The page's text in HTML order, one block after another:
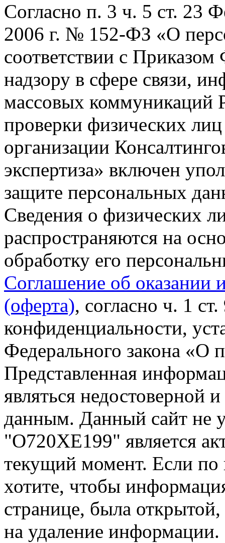
Согласно п. 3 ч. 5 ст. 23
2006 г. № 152-ФЗ «О
соответствии с
надзору в сфере связи,
массовых коммуникаций
проверки физических
организации
экспертиза» включен
защите персональных
Сведения о физических
распространяются на
обработку его
Соглашение об оказании
(оферта), согласно ч. 1
конфиденциальности,
Федерального закона «О
Представленная
являться недостоверной
данным. Данный сайт не
"О720ХЕ199" является
текущий момент. Если
хотите, чтобы
странице, была открытой,
на удаление информации.